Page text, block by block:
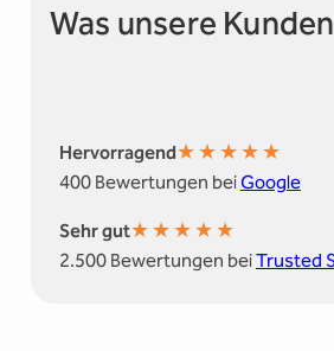
Was unsere
Hervorragend★★★★★
400 Bewertungen beiGoogle
Sehr gut★★★★★
2.500 Bewertungen beiTrusted